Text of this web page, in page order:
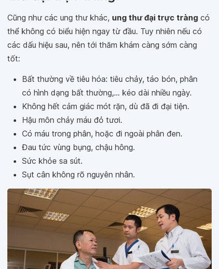
Cũng như các ung thư khác, ung thư đại trực tràng có
thể không có biểu hiện ngay từ đầu. Tuy nhiên nếu có
các dấu hiệu sau, nên tới thăm khám càng sớm càng
tốt:
Bất thường về tiêu hóa: tiêu chảy, táo bón, phân
có hình dạng bất thường,... kéo dài nhiều ngày.
Không hết cảm giác mót rặn, dù đã đi đại tiện.
Hậu môn chảy máu đỏ tươi.
Có máu trong phân, hoặc đi ngoài phân đen.
Đau tức vùng bụng, chậu hông.
Sức khỏe sa sút.
Sụt cân không rõ nguyên nhân.